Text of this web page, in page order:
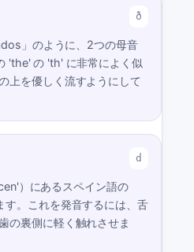
ð
」のように、2つの母音
'the' の 'th' に非常によく似
上を優しく流すようにして
d
）にあるスペイン語の
す。これを発音するには、舌
の裏側に軽く触れさせま